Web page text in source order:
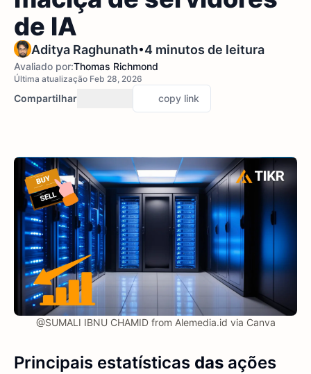
de IA
Aditya Raghunath•4 minutos de leitura
Avaliado por:Thomas Richmond
Última atualização Feb 28, 2026
Compartilhar copy link
@SUMALI IBNU CHAMID from Alemedia.id via Canva
Principais estatísticas das ações